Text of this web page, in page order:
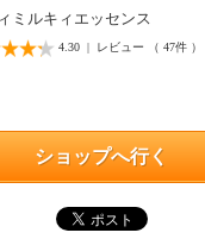
ミルキィエッセンス
4.30 | レビュー （ 47件 ）
ショップへ行く